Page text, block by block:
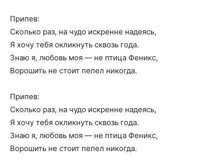
Припев:
Сколько раз, на чудо искренне надеясь,
Я хочу тебя окликнуть сквозь года.
Знаю я, любовь моя — не птица Феникс,
Ворошить не стоит пепел никогда.
Припев:
Сколько раз, на чудо искренне надеясь,
Я хочу тебя окликнуть сквозь года.
Знаю я, любовь моя — не птица Феникс,
Ворошить не стоит пепел никогда.